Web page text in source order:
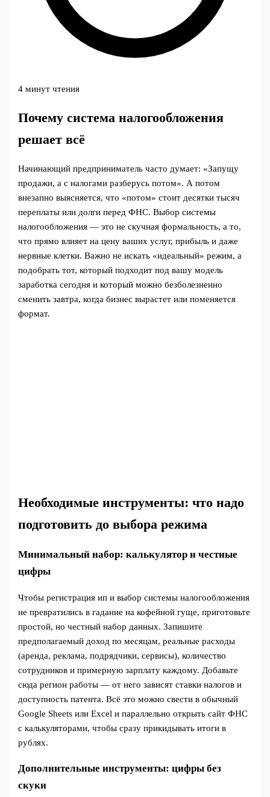
4 минут чтения
Почему система налогообложения
решает всё
Начинающий предприниматель часто думает: «Запущу
продажи, а с налогами разберусь потом». А потом
внезапно выясняется, что «потом» стоит десятки тысяч
переплаты или долги перед ФНС. Выбор системы
налогообложения — это не скучная формальность, а то,
что прямо влияет на цену ваших услуг, прибыль и даже
нервные клетки. Важно не искать «идеальный» режим, а
подобрать тот, который подходит под вашу модель
заработка сегодня и который можно безболезненно
сменить завтра, когда бизнес вырастет или поменяется
формат.
Необходимые инструменты: что надо
подготовить до выбора режима
Минимальный набор: калькулятор и честные
цифры
Чтобы регистрация ип и выбор системы налогообложения
не превратились в гадание на кофейной гуще, приготовьте
простой, но честный набор данных. Запишите
предполагаемый доход по месяцам, реальные расходы
(аренда, реклама, подрядчики, сервисы), количество
сотрудников и примерную зарплату каждому. Добавьте
сюда регион работы — от него зависят ставки налогов и
доступность патента. Всё это можно свести в обычный
Google Sheets или Excel и параллельно открыть сайт ФНС
с калькуляторами, чтобы сразу прикидывать итоги в
рублях.
Дополнительные инструменты: цифры без
скуки